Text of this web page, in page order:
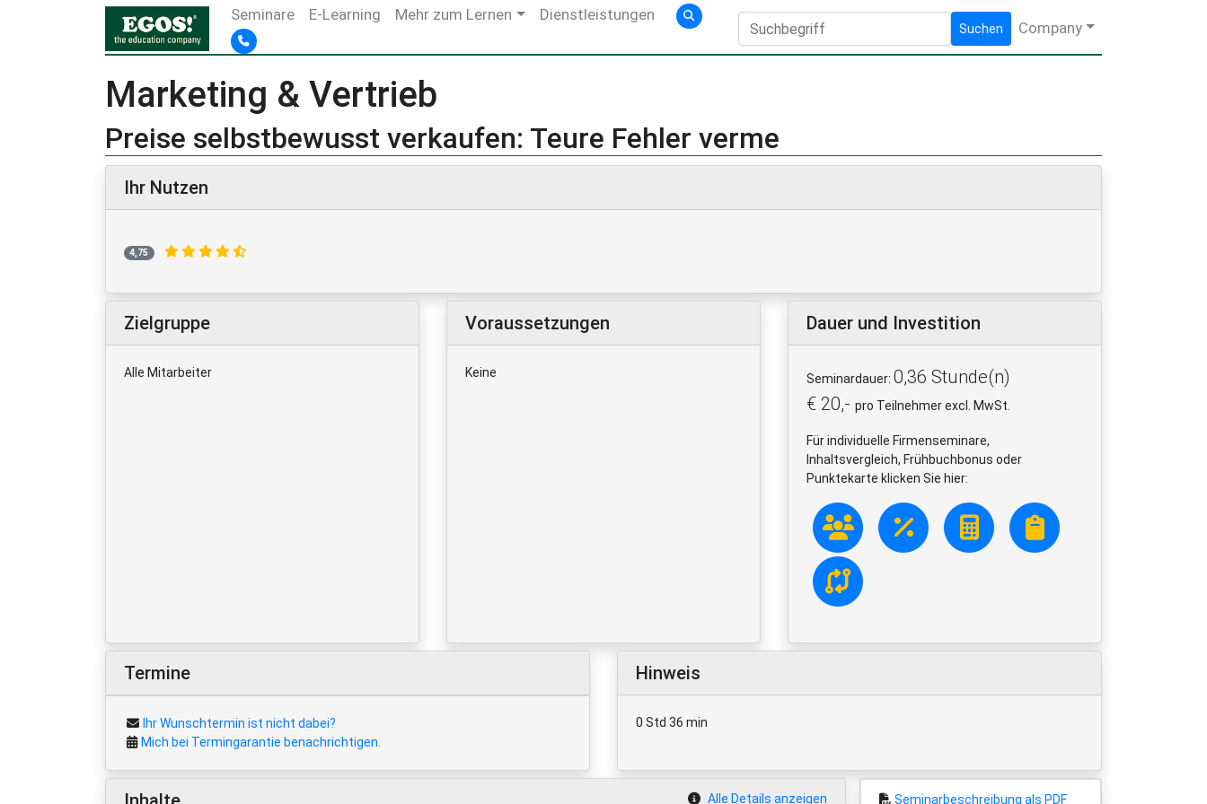
Seminare E-Learning Mehr zum Lernen Dienstleistungen
Suchen Company
Marketing & Vertrieb
Preise selbstbewusst verkaufen: Teure Fehler verme
Ihr Nutzen
4,75
Zielgruppe
Alle Mitarbeiter
Voraussetzungen
Keine
Dauer und Investition
Seminardauer: 0,36 Stunde(n)
€ 20,- pro Teilnehmer excl. MwSt.
Für individuelle Firmenseminare,
Inhaltsvergleich, Frühbuchbonus oder
Punktekarte klicken Sie hier:
Termine
Ihr Wunschtermin ist nicht dabei?
Mich bei Termingarantie benachrichtigen.
Hinweis
0 Std 36 min
Alle Details anzeigen Seminarbeschreibung als PDF